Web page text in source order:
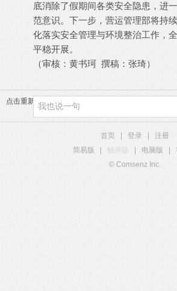
底消除了假期间各类安全隐患，进
范意识。下一步，营运管理部将持
化落实安全管理与环境整治工作，
平稳开展。
（审核：黄书珂 撰稿：张琦）
点击重新加载
首页 登录
注册
简易版
触屏版 电脑版
© Comsenz Inc.